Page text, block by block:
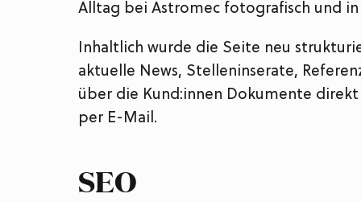
Alltag bei Astromec fotografisch und
Inhaltlich wurde die Seite neu
aktuelle News, Stelleninserate,
über die Kund:innen Dokumente
per E-Mail.
SEO